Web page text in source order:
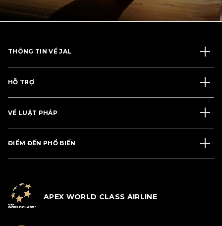
THÔNG TIN VỀ JAL
HỖ TRỢ
VỀ LUẬT PHÁP
ĐIỂM ĐẾN PHỔ BIẾN
APEX WORLD CLASS AIRLINE